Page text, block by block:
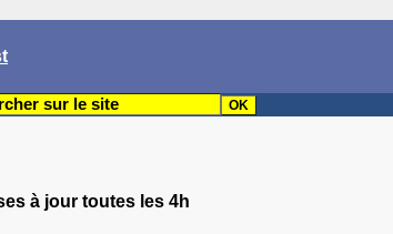
à jour toutes les 4h